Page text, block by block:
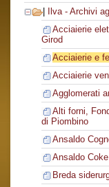
Ilva - Archivi
Acciaierie
Girod
Acciaierie e
Acciaierie
Agglomerati
Alti forni,
di Piombino
Ansaldo
Ansaldo Coke
Breda